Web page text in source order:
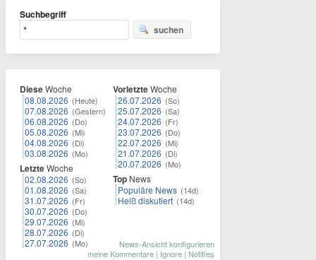
Suchbegriff
suchen
DieseWoche
08.08.2026 (Heute)
07.08.2026 (Gestern)
06.08.2026 (Do)
05.08.2026 (Mi)
04.08.2026 (Di)
03.08.2026 (Mo)
LetzteWoche
02.08.2026 (So)
01.08.2026 (Sa)
31.07.2026 (Fr)
30.07.2026 (Do)
29.07.2026 (Mi)
28.07.2026 (Di)
27.07.2026 (Mo)
VorletzteWoche
26.07.2026 (So)
25.07.2026 (Sa)
24.07.2026 (Fr)
23.07.2026 (Do)
22.07.2026 (Mi)
21.07.2026 (Di)
20.07.2026 (Mo)
Top News
Populäre News (14d)
Heiß diskutiert (14d)
News-Ansicht konfigurieren
meine Kommentare | Ignore | Notifies